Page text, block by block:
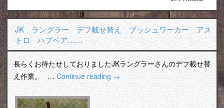
JK ラングラー デフ載せ替え ブッシュワーカー アス
トロ ハブベア……
長らくお待たせしておりましたJKラングラーさんのデフ載せ替
え作業。 …Continue reading→